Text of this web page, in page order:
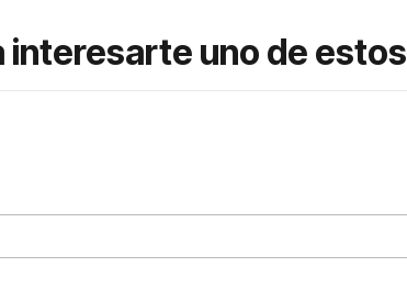
interesarte uno de estos